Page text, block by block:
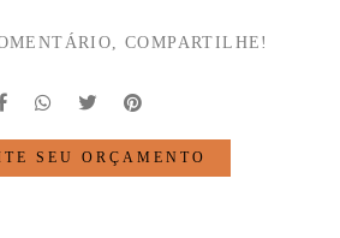
COMPARTILHE!
SEU ORÇAMENTO